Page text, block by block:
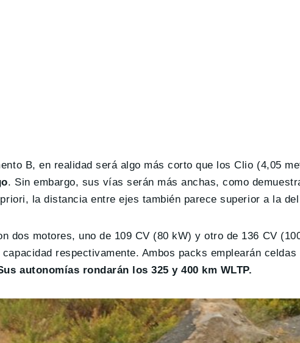
B, en realidad será algo más corto que los Clio (4,05
. Sin embargo, sus vías serán más anchas, como
la distancia entre ejes también parece superior a la
dos motores, uno de 109 CV (80 kW) y otro de 136 CV
respectivamente. Ambos packs emplearán celdas
autonomías rondarán los 325 y 400 km WLTP.